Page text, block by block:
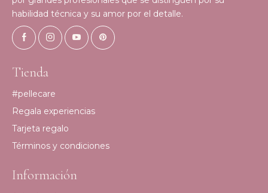
habilidad técnica y su amor por el detalle.
Tienda
#pellecare
Regala experiencias
Tarjeta regalo
Términos y condiciones
Información